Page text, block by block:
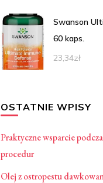
Swanson
60 kaps.
23,34zł
OSTATNIE WPISY
Praktyczne wsparcie
procedur
Olej z ostropestu